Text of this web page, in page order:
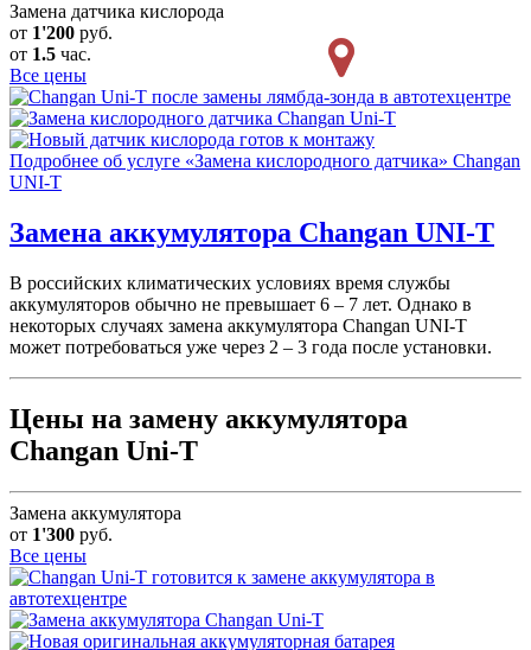
Замена датчика кислорода
от 1'200 руб.
от 1.5 час.
Все цены
Подробнее об услуге «Замена кислородного датчика» Changan
UNI-T
Замена аккумулятора Changan UNI-T
В российских климатических условиях время службы
аккумуляторов обычно не превышает 6 – 7 лет. Однако в
некоторых случаях замена аккумулятора Changan UNI-T
может потребоваться уже через 2 – 3 года после установки.
Цены на замену аккумулятора
Changan Uni-T
Замена аккумулятора
от 1'300 руб.
Все цены